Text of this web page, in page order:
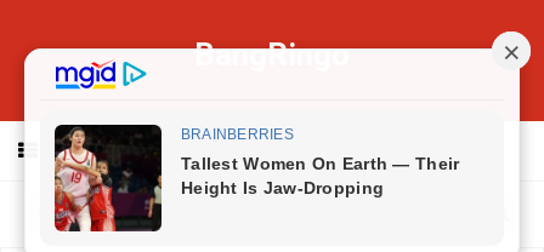
BangRingo
MENU